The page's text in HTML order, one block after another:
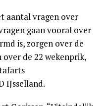
aantal vragen over
gaan vooral over
is, zorgen over de
de 22 wekenprik,
IJsselland.